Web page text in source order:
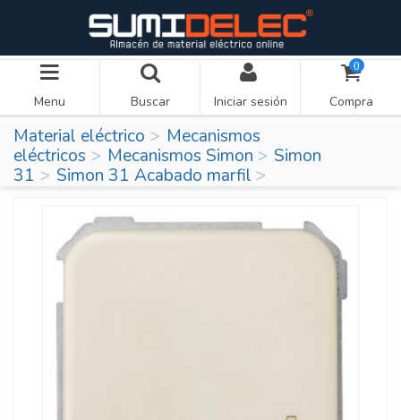
Menu Buscar Iniciar sesión
0
Compra
Material eléctrico
Mecanismos
eléctricos
Mecanismos Simon
Simon
31
Simon 31 Acabado marfil